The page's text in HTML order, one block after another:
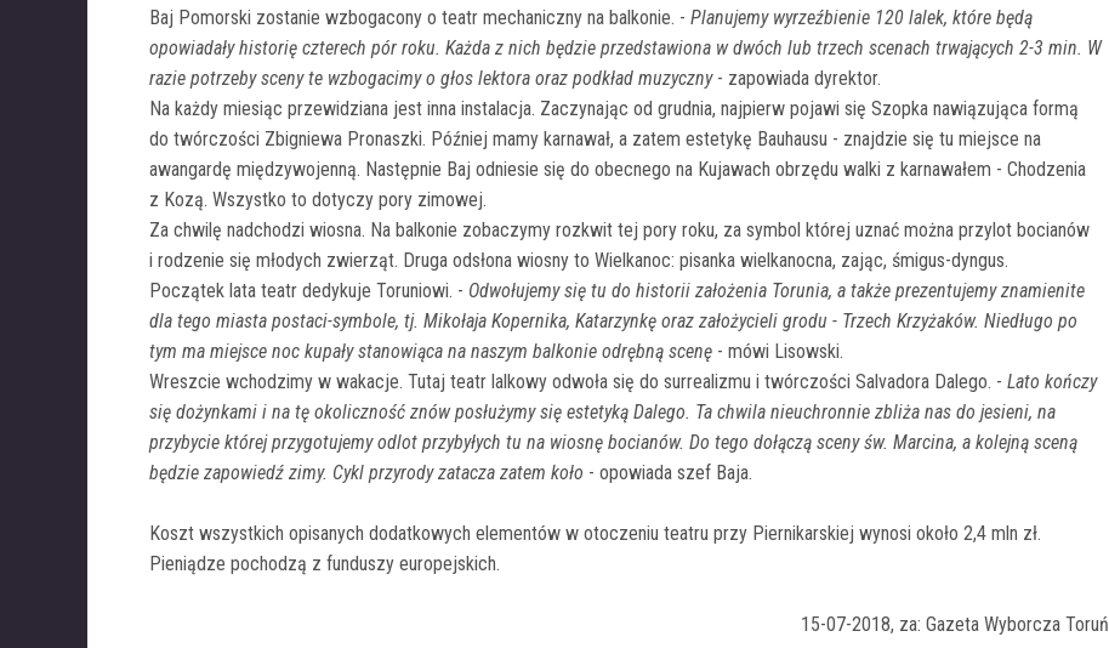
Baj Pomorski zostanie wzbogacony o teatr mechaniczny na balkonie. - Planujemy wyrzeźbienie 120 lalek, które będą
opowiadały historię czterech pór roku. Każda z nich będzie przedstawiona w dwóch lub trzech scenach trwających 2-3 min. W
razie potrzeby sceny te wzbogacimy o głos lektora oraz podkład muzyczny- zapowiada dyrektor.
Na każdy miesiąc przewidziana jest inna instalacja. Zaczynając od grudnia, najpierw pojawi się Szopka nawiązująca formą
do twórczości Zbigniewa Pronaszki. Później mamy karnawał, a zatem estetykę Bauhausu - znajdzie się tu miejsce na
awangardę międzywojenną. Następnie Baj odniesie się do obecnego na Kujawach obrzędu walki z karnawałem - Chodzenia
z Kozą. Wszystko to dotyczy pory zimowej.
Za chwilę nadchodzi wiosna. Na balkonie zobaczymy rozkwit tej pory roku, za symbol której uznać można przylot bocianów
i rodzenie się młodych zwierząt. Druga odsłona wiosny to Wielkanoc: pisanka wielkanocna, zając, śmigus-dyngus.
Początek lata teatr dedykuje Toruniowi. - Odwołujemy się tu do historii założenia Torunia, a także prezentujemy znamienite
dla tego miasta postaci-symbole, tj. Mikołaja Kopernika, Katarzynkę oraz założycieli grodu - Trzech Krzyżaków. Niedługo po
tym ma miejsce noc kupały stanowiąca na naszym balkonie odrębną scenę - mówi Lisowski.
Wreszcie wchodzimy w wakacje. Tutaj teatr lalkowy odwoła się do surrealizmu i twórczości Salvadora Dalego. - Lato kończy
się dożynkami i na tę okoliczność znów posłużymy się estetyką Dalego. Ta chwila nieuchronnie zbliża nas do jesieni, na
przybycie której przygotujemy odlot przybyłych tu na wiosnę bocianów. Do tego dołączą sceny św. Marcina, a kolejną sceną
będzie zapowiedź zimy. Cykl przyrody zatacza zatem koło - opowiada szef Baja.
Koszt wszystkich opisanych dodatkowych elementów w otoczeniu teatru przy Piernikarskiej wynosi około 2,4 mln zł.
Pieniądze pochodzą z funduszy europejskich.
15-07-2018, za: Gazeta Wyborcza Toruń